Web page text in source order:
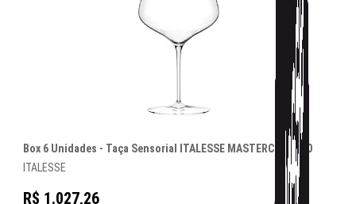
Box 6 Unidades - Taça Sensorial ITALESSE MASTERCLASS 90
ITALESSE
R$ 1.027,26